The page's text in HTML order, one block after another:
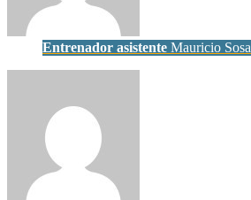
Entrenador asistente Mauricio Sosa